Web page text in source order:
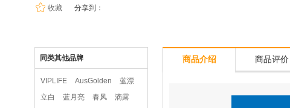
收藏 分享到：
同类其他品牌
VIPLIFE AusGolden
蓝漂
立白
蓝月亮 春风
滴露
商品介绍 商品评价